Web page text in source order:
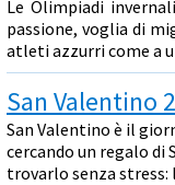
Le Olimpiadi
passione, voglia di
atleti azzurri come a
San Valentino
San Valentino è il
cercando un regalo di
trovarlo senza stress: